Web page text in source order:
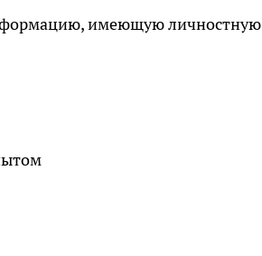
имеющую личностную